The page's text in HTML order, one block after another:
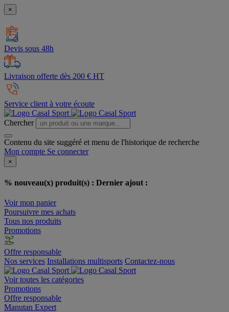
×
Devis sous 48h
Livraison offerte dès 200 € HT
Service client à votre écoute
Chercher
Contenu du site suggéré et menu de l'historique de recherche
Mon compte Se connecter
×
% nouveau(x) produit(s) : Dernier ajout :
Voir mon panier
Poursuivre mes achats
Tous nos produits
Promotions
Offre responsable
Nos services Installations multisports Contactez-nous
Voir toutes les catégories
Promotions
Offre responsable
Manutan Expert